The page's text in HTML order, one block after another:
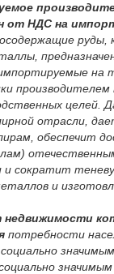
от НДС на
руды,
на
производителем
целей.
отрасли,
обеспечит
и сократит
и
недвижимости
потребности